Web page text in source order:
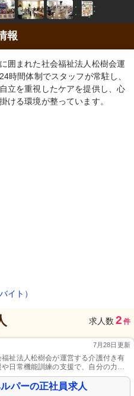
報
囲まれた社会福祉法人松樹会運
時間体制でスタッフが常駐し、
立を重視したケアを提供し、心
ける環境が整っています。
イト）
求人数 2 件
7月28日更新
祉法人松樹会が運営する介護付き有
日常機能訓練の支援で、自分の力を
パーの正社員求人